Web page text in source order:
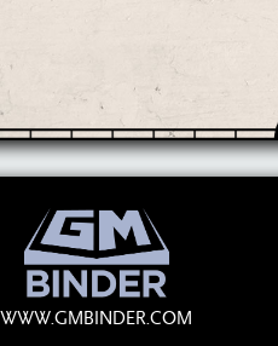
WWW.GMBINDER.COM